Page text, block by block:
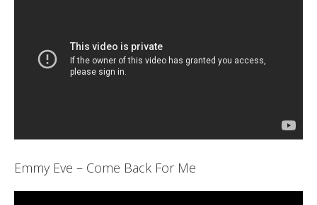
Emmy Eve – Come Back For Me